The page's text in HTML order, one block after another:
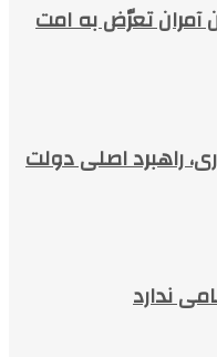
آمران تعرّض به امت
راهبرد اصلی دولت
ندارد